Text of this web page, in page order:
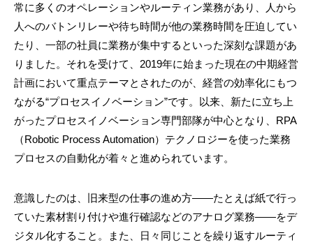
常に多くのオペレーションやルーティン業務があり、人から
人へのバトンリレーや待ち時間が他の業務時間を圧迫してい
たり、一部の社員に業務が集中するといった深刻な課題があ
りました。それを受けて、2019年に始まった現在の中期経営
計画において重点テーマとされたのが、経営の効率化にもつ
ながる“プロセスイノベーション”です。以来、新たに立ち上
がったプロセスイノベーション専門部隊が中心となり、RPA
（Robotic Process Automation）テクノロジーを使った業務
プロセスの自動化が着々と進められています。
意識したのは、旧来型の仕事の進め方――たとえば紙で行っ
ていた素材割り付けや進行確認などのアナログ業務――をデ
ジタル化すること。また、日々同じことを繰り返すルーティ